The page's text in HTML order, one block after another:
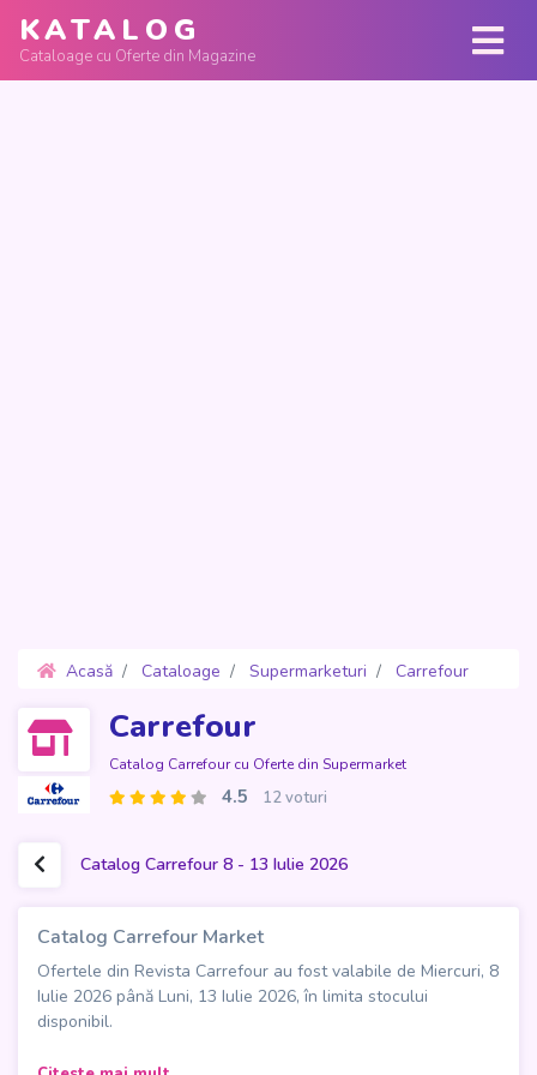
KATALOG
Cataloage cu Oferte din Magazine
Acasă Cataloage Supermarketuri
Carrefour
Carrefour
Catalog Carrefour cu Oferte din Supermarket
4.5 12 voturi
Catalog Carrefour 8 - 13 Iulie 2026
Catalog Carrefour Market
Ofertele din Revista Carrefour au fost valabile de Miercuri, 8
Iulie 2026 până Luni, 13 Iulie 2026, în limita stocului
disponibil.
Catalogul Carrefour Market aduce o revistă de oferte de 59